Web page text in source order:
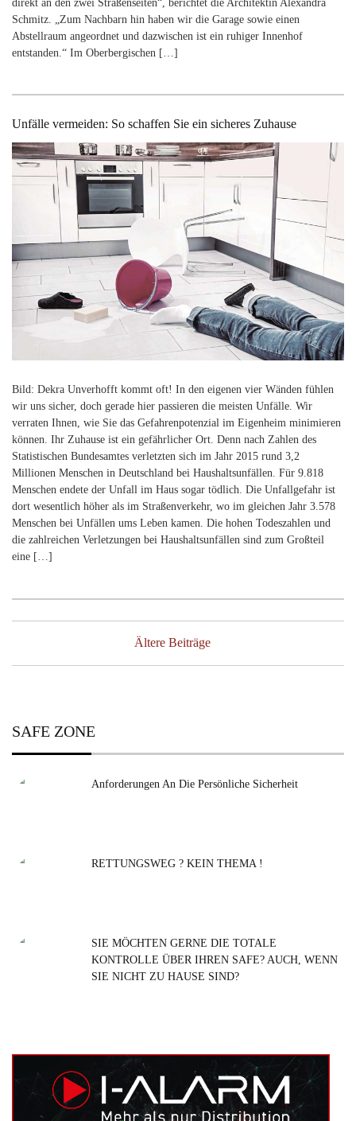
direkt an den zwei Straßenseiten“, berichtet die Architektin Alexandra
Schmitz. „Zum Nachbarn hin haben wir die Garage sowie einen
Abstellraum angeordnet und dazwischen ist ein ruhiger Innenhof
entstanden.“ Im Oberbergischen […]
Unfälle vermeiden: So schaffen Sie ein sicheres Zuhause
Bild: Dekra Unverhofft kommt oft! In den eigenen vier Wänden fühlen
wir uns sicher, doch gerade hier passieren die meisten Unfälle. Wir
verraten Ihnen, wie Sie das Gefahrenpotenzial im Eigenheim minimieren
können. Ihr Zuhause ist ein gefährlicher Ort. Denn nach Zahlen des
Statistischen Bundesamtes verletzten sich im Jahr 2015 rund 3,2
Millionen Menschen in Deutschland bei Haushaltsunfällen. Für 9.818
Menschen endete der Unfall im Haus sogar tödlich. Die Unfallgefahr ist
dort wesentlich höher als im Straßenverkehr, wo im gleichen Jahr 3.578
Menschen bei Unfällen ums Leben kamen. Die hohen Todeszahlen und
die zahlreichen Verletzungen bei Haushaltsunfällen sind zum Großteil
eine […]
Ältere Beiträge
SAFE ZONE
Anforderungen An Die Persönliche Sicherheit
RETTUNGSWEG ? KEIN THEMA !
SIE MÖCHTEN GERNE DIE TOTALE
KONTROLLE ÜBER IHREN SAFE? AUCH, WENN
SIE NICHT ZU HAUSE SIND?